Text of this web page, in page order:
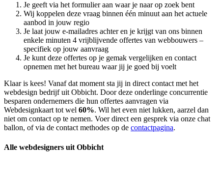
Je geeft via het formulier aan waar je naar op zoek bent
Wij koppelen deze vraag binnen één minuut aan het actuele
aanbod in jouw regio
Je laat jouw e-mailadres achter en je krijgt van ons binnen
enkele minuten 4 vrijblijvende offertes van webbouwers –
specifiek op jouw aanvraag
Je kunt deze offertes op je gemak vergelijken en contact
opnemen met het bureau waar jij je goed bij voelt
Klaar is kees! Vanaf dat moment sta jij in direct contact met het
webdesign bedrijf uit Obbicht. Door deze onderlinge concurrentie
besparen ondernemers die hun offertes aanvragen via
Webdesignkaart tot wel 60%. Wil het even niet lukken, aarzel dan
niet om contact op te nemen. Voer direct een gesprek via onze chat
ballon, of via de contact methodes op de contactpagina.
Alle webdesigners uit Obbicht